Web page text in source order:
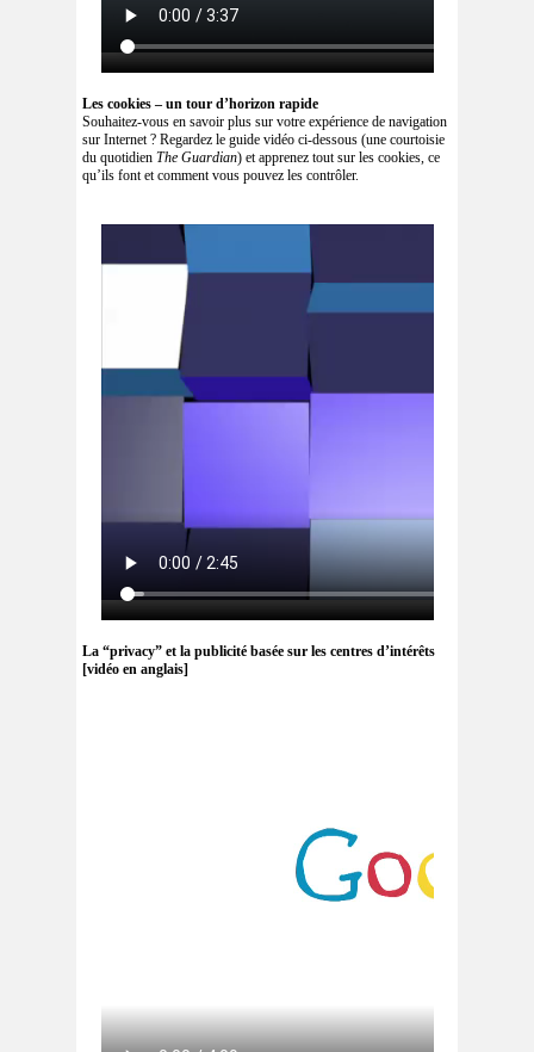
Les cookies – un tour d’horizon rapide
Souhaitez-vous en savoir plus sur votre expérience de navigation
sur Internet ? Regardez le guide vidéo ci-dessous (une courtoisie
du quotidien The Guardian) et apprenez tout sur les cookies, ce
qu’ils font et comment vous pouvez les contrôler.
La “privacy” et la publicité basée sur les centres d’intérêts
[vidéo en anglais]